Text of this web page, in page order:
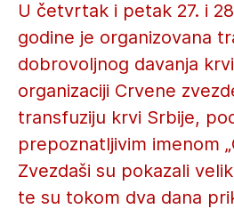
U četvrtak i petak 27. i
godine je organizovana
dobrovoljnog davanja
organizaciji Crvene
transfuziju krvi Srbije,
prepoznatljivim imenom
Zvezdaši su pokazali
te su tokom dva dana